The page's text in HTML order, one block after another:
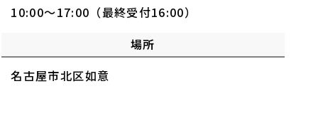
10:00～17:00（最終受付16:00）
場所
名古屋市北区如意